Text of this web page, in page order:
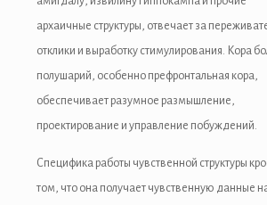
Panel
архаичные структуры, отвечает за
отклики и выработку стимулирования. Кора
полушарий, особенно префронтальная кора,
обеспечивает разумное размышление,
проектирование и управление побуждений.
Специфика работы чувственной структуры
том, что она получает чувственную данные